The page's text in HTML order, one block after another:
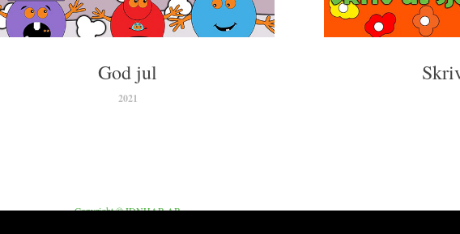
God jul
2021
Copyright © IDNHAB AB